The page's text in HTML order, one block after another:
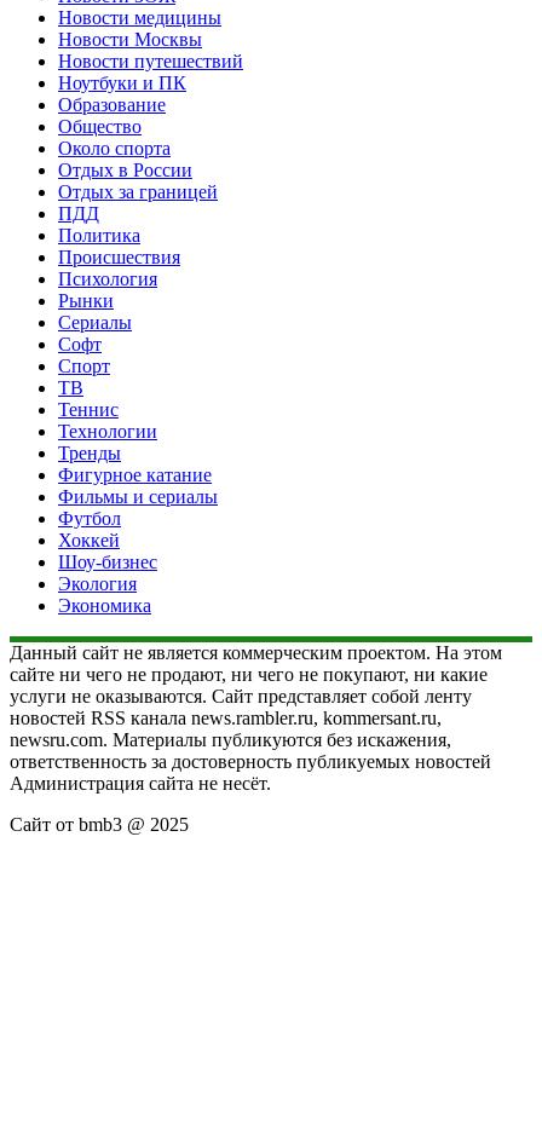
Новости медицины
Новости Москвы
Новости путешествий
Ноутбуки и ПК
Образование
Общество
Около спорта
Отдых в России
Отдых за границей
ПДД
Политика
Происшествия
Психология
Рынки
Сериалы
Софт
Спорт
ТВ
Теннис
Технологии
Тренды
Фигурное катание
Фильмы и сериалы
Футбол
Хоккей
Шоу-бизнес
Экология
Экономика
Данный сайт не является коммерческим проектом. На этом
сайте ни чего не продают, ни чего не покупают, ни какие
услуги не оказываются. Сайт представляет собой ленту
новостей RSS канала news.rambler.ru, kommersant.ru,
newsru.com. Материалы публикуются без искажения,
ответственность за достоверность публикуемых новостей
Администрация сайта не несёт.
Сайт от bmb3 @ 2025